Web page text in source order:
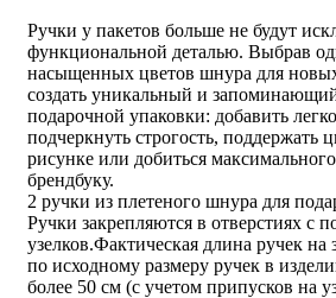
Ручки у пакетов больше не будут
функциональной деталью. Выбрав
насыщенных цветов шнура для
создать уникальный и
подарочной упаковки: добавить
подчеркнуть строгость, поддержать
рисунке или добиться
брендбуку.
2 ручки из плетеного шнура для
Ручки закрепляются в отверстиях с
узелков.Фактическая длина ручек на
по исходному размеру ручек в
более 50 см (с учетом припусков на